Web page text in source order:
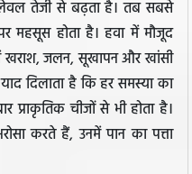
तेजी से बढ़ता है। तब सबसे
महसूस होता है। हवा में मौजूद
जलन, सूखापन और खांसी
दिलाता है कि हर समस्या का
प्राकृतिक चीजों से भी होता है।
करते हैं, उनमें पान का पत्ता